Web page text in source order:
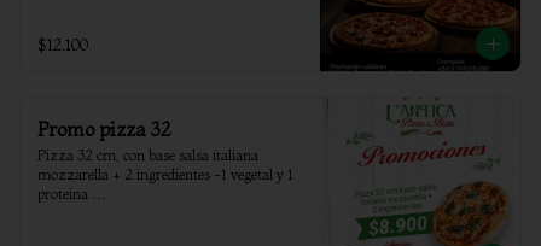
$12.100
Promo pizza 32
Pizza 32 cm, con base salsa italiana
mozzarella + 2 ingredientes -1 vegetal y 1
proteína